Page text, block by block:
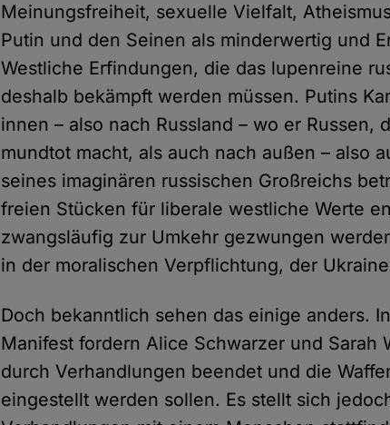
Meinungsfreiheit, sexuelle Vielfalt,
Putin und den Seinen als minderwertig und
Westliche Erfindungen, die das lupenreine
deshalb bekämpft werden müssen. Putins
innen – also nach Russland – wo er Russen,
mundtot macht, als auch nach außen – also
seines imaginären russischen Großreichs
freien Stücken für liberale westliche Werte
zwangsläufig zur Umkehr gezwungen
in der moralischen Verpflichtung, der
Doch bekanntlich sehen das einige anders.
Manifest fordern Alice Schwarzer und Sarah
durch Verhandlungen beendet und die
eingestellt werden sollen. Es stellt sich